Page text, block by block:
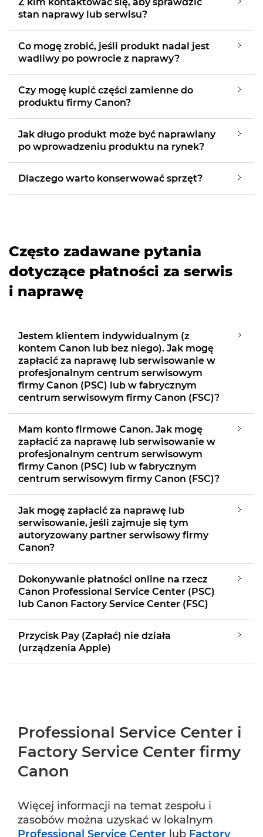
stan naprawy lub serwisu?
Co mogę zrobić, jeśli produkt nadal jest
wadliwy po powrocie z naprawy?
Czy mogę kupić części zamienne do
produktu firmy Canon?
Jak długo produkt może być naprawiany
po wprowadzeniu produktu na rynek?
Dlaczego warto konserwować sprzęt?
Często zadawane pytania
dotyczące płatności za serwis
i naprawę
Jestem klientem indywidualnym (z
kontem Canon lub bez niego). Jak mogę
zapłacić za naprawę lub serwisowanie w
profesjonalnym centrum serwisowym
firmy Canon (PSC) lub w fabrycznym
centrum serwisowym firmy Canon (FSC)?
Mam konto firmowe Canon. Jak mogę
zapłacić za naprawę lub serwisowanie w
profesjonalnym centrum serwisowym
firmy Canon (PSC) lub w fabrycznym
centrum serwisowym firmy Canon (FSC)?
Jak mogę zapłacić za naprawę lub
serwisowanie, jeśli zajmuje się tym
autoryzowany partner serwisowy firmy
Canon?
Dokonywanie płatności online na rzecz
Canon Professional Service Center (PSC)
lub Canon Factory Service Center (FSC)
Przycisk Pay (Zapłać) nie działa
(urządzenia Apple)
Professional Service Center i
Factory Service Center firmy
Canon
Więcej informacji na temat zespołu i
zasobów można uzyskać w lokalnym
Professional Service Center lub Factory